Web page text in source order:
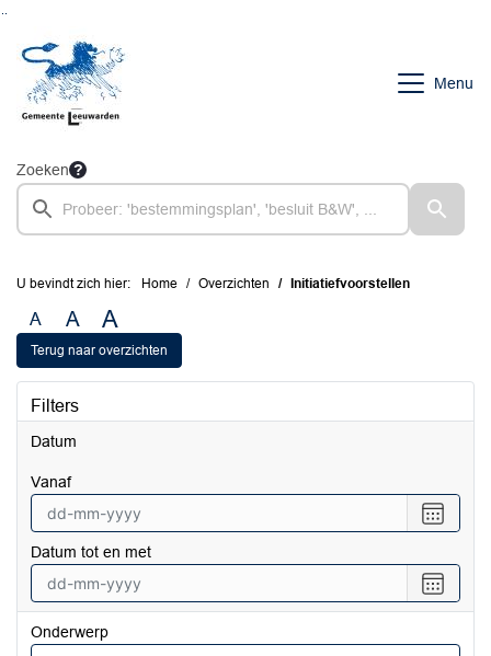
Menu
Zoeken
U bevindt zich hier: Home Overzichten Initiatiefvoorstellen
A A A
Terug naar overzichten
Filters
Datum
vanaf
een
vanaf
Datum tot en met
een
tot
Onderwerp